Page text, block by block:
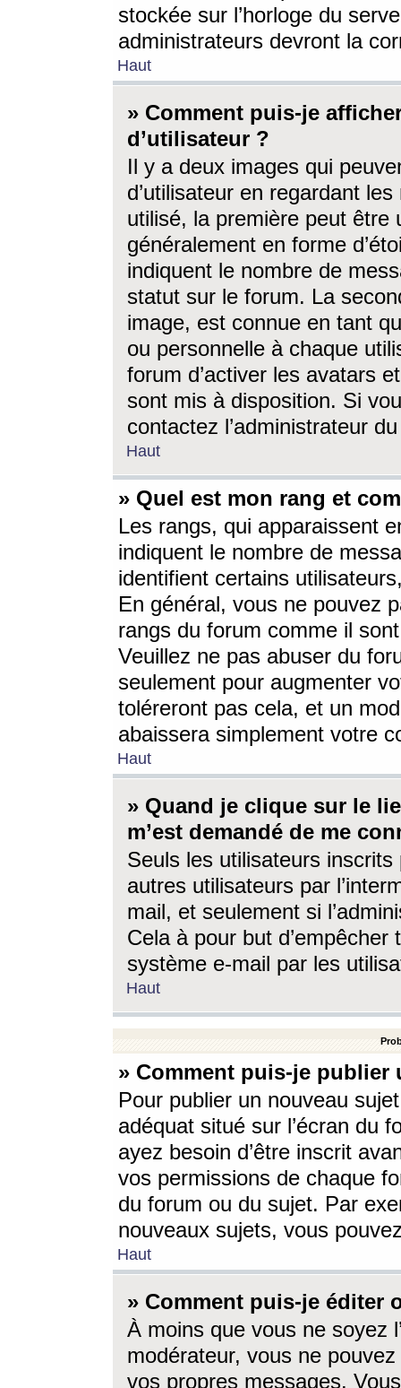
stockée sur l’horloge du
administrateurs devront la
Haut
» Comment puis-je
d’utilisateur ?
Il y a deux images qui
d’utilisateur en regardant
utilisé, la première peut être
généralement en forme
indiquent le nombre de
statut sur le forum. La
image, est connue en tant
ou personnelle à chaque
forum d’activer les avatars
sont mis à disposition. Si
contactez l’administrateur
Haut
» Quel est mon rang et
Les rangs, qui apparaissent
indiquent le nombre de
identifient certains
En général, vous ne pouvez
rangs du forum comme il
Veuillez ne pas abuser du
seulement pour augmenter
toléreront pas cela, et un
abaissera simplement votre
Haut
» Quand je clique sur le
m’est demandé de me
Seuls les utilisateurs
autres utilisateurs par
mail, et seulement si
Cela à pour but
système e-mail par les
Haut
» Comment puis-je
Pour publier un nouveau
adéquat situé sur l’écran du
ayez besoin d’être inscrit
vos permissions de chaque
du forum ou du sujet. Par
nouveaux sujets, vous
Haut
» Comment puis-je éditer
À moins que vous ne soyez
modérateur, vous ne
vos propres messages.